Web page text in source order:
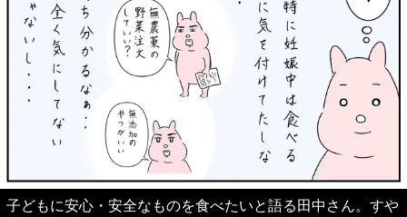
子どもに安心・安全なものを食べたいと語る田中さん。すや